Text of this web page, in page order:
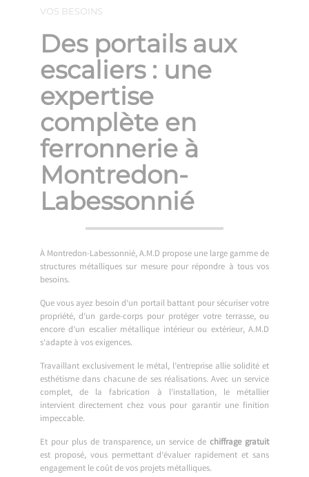
VOS BESOINS
Des portails aux
escaliers : une
expertise
complète en
ferronnerie à
Montredon-
Labessonnié
À Montredon-Labessonnié, A.M.D propose une large gamme de
structures métalliques sur mesure pour répondre à tous vos
besoins.
Que vous ayez besoin d’un portail battant pour sécuriser votre
propriété, d’un garde-corps pour protéger votre terrasse, ou
encore d’un escalier métallique intérieur ou extérieur, A.M.D
s’adapte à vos exigences.
Travaillant exclusivement le métal, l’entreprise allie solidité et
esthétisme dans chacune de ses réalisations. Avec un service
complet, de la fabrication à l’installation, le métallier
intervient directement chez vous pour garantir une finition
impeccable.
Et pour plus de transparence, un service dechiffrage gratuit
est proposé, vous permettant d’évaluer rapidement et sans
engagement le coût de vos projets métalliques.